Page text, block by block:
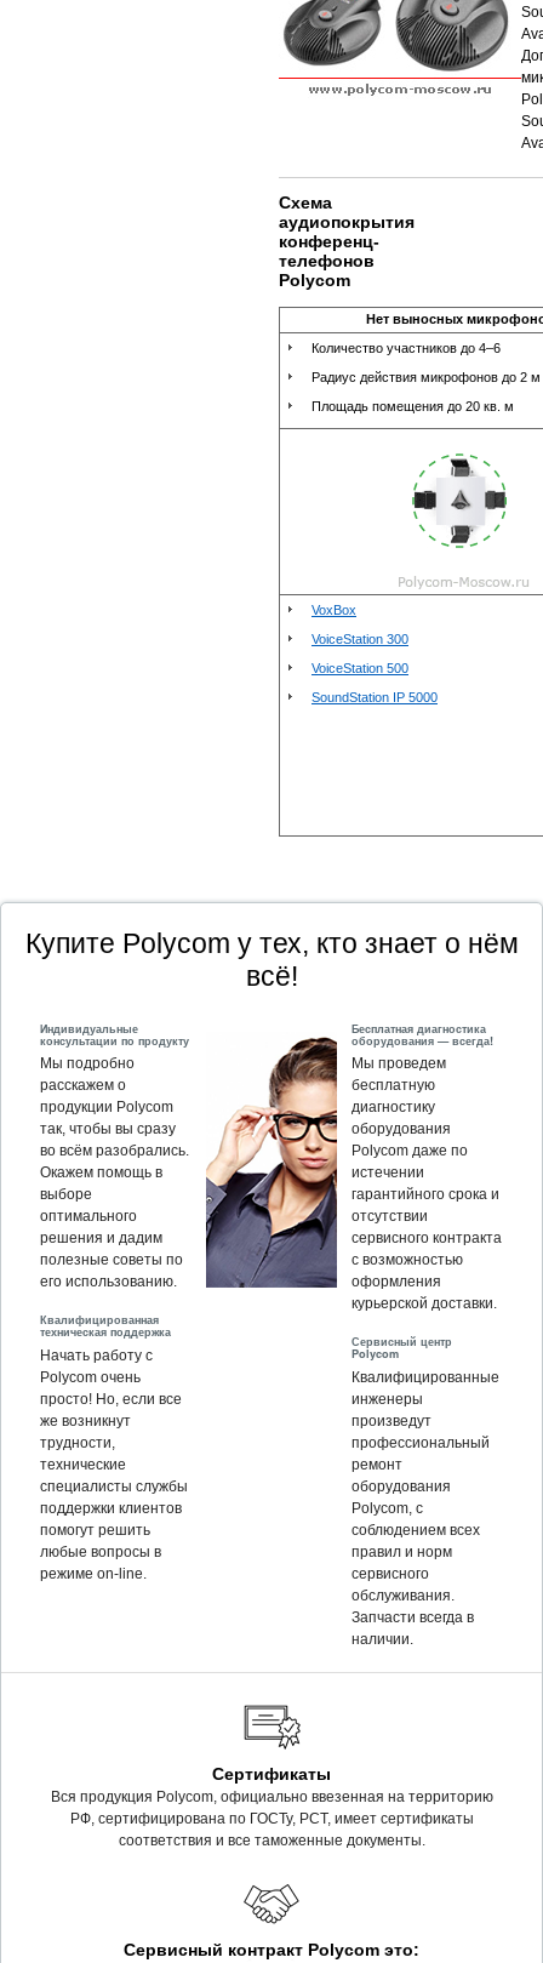
Схема
аудиопокрытия
конференц-
телефонов
Polycom
Нет выносных
Количество участников до 4–6
Радиус действия микрофонов до 2 м
Площадь помещения до 20 кв. м
VoxBox
VoiceStation 300
VoiceStation 500
SoundStation IP 5000
Купите Polycom у тех, кто знает о нём
всё!
Индивидуальные
консультации по продукту
Мы подробно
расскажем о
продукции Polycom
так, чтобы вы сразу
во всём разобрались.
Окажем помощь в
выборе
оптимального
решения и дадим
полезные советы по
его использованию.
Квалифицированная
техническая поддержка
Начать работу с
Polycom очень
просто! Но, если все
же возникнут
трудности,
технические
специалисты службы
поддержки клиентов
помогут решить
любые вопросы в
режиме on-line.
Бесплатная диагностика
оборудования — всегда!
Мы проведем
бесплатную
диагностику
оборудования
Polycom даже по
истечении
гарантийного срока и
отсутствии
сервисного контракта
с возможностью
оформления
курьерской доставки.
Сервисный центр
Polycom
Квалифицированные
инженеры
произведут
профессиональный
ремонт
оборудования
Polycom, c
соблюдением всех
правил и норм
сервисного
обслуживания.
Запчасти всегда в
наличии.
Сертификаты
Вся продукция Polycom, официально ввезенная на территорию
РФ, сертифицирована по ГОСТу, РСТ, имеет сертификаты
соответствия и все таможенные документы.
Сервисный контракт Polycom это: